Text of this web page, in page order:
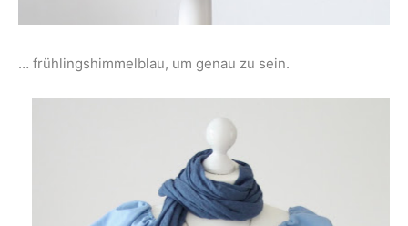
… frühlingshimmelblau, um genau zu sein.